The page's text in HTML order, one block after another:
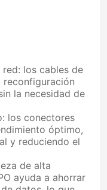
los cables de
reconfiguración
la necesidad de
los conectores
óptimo,
y reduciendo el
de alta
ayuda a ahorrar